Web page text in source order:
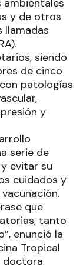
ambientales
y de otros
llamadas
siendo
de cinco
patologías
y
serie de
evitar su
cuidados y
que
tanto
enunció la
Tropical
doctora